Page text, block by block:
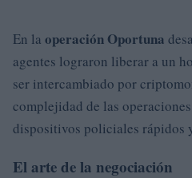
En la operación Oportuna
agentes lograron liberar a un
ser intercambiado por
complejidad de las
dispositivos policiales rápidos
El arte de la negociación